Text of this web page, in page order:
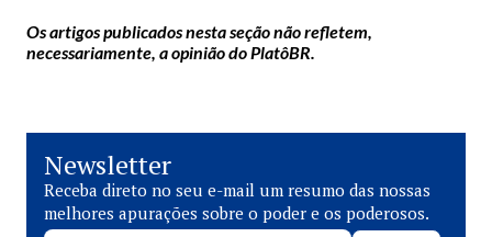
Os artigos publicados nesta seção não refletem,
necessariamente, a opinião do PlatôBR.
Newsletter
Receba direto no seu e-mail um resumo das nossas
melhores apurações sobre o poder e os poderosos.